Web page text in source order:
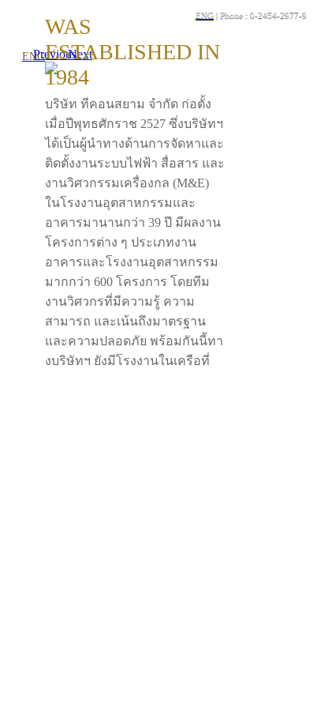
ENG | Phone : 0-2454-2977-9
ENGPreviousNext
WAS
ESTABLISHED IN
1984
บริษัท ทีคอนสยาม จำกัด ก่อตั้ง
เมื่อปีพุทธศักราช 2527 ซึ่งบริษัทฯ
ได้เป็นผู้นำทางด้านการจัดหาและ
ติดตั้งงานระบบไฟฟ้า สื่อสาร และ
งานวิศวกรรมเครื่องกล (M&E)
ในโรงงานอุตสาหกรรมและ
อาคารมานานกว่า 39 ปี มีผลงาน
โครงการต่าง ๆ ประเภทงาน
อาคารและโรงงานอุตสาหกรรม
มากกว่า 600 โครงการ โดยทีม
งานวิศวกรที่มีความรู้ ความ
สามารถ และเน้นถึงมาตรฐาน
และความปลอดภัย พร้อมกันนี้ทา
งบริษัทฯ ยังมีโรงงานในเครือที่